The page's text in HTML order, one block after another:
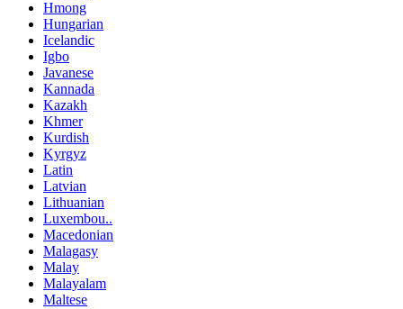
Hmong
Hungarian
Icelandic
Igbo
Javanese
Kannada
Kazakh
Khmer
Kurdish
Kyrgyz
Latin
Latvian
Lithuanian
Luxembou..
Macedonian
Malagasy
Malay
Malayalam
Maltese